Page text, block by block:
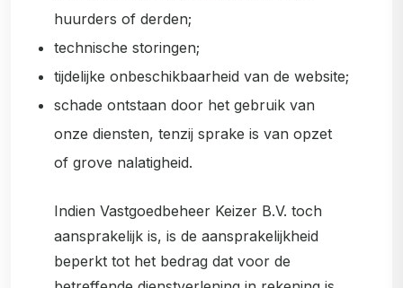
huurders of derden;
technische storingen;
tijdelijke onbeschikbaarheid van de website;
schade ontstaan door het gebruik van
onze diensten, tenzij sprake is van opzet
of grove nalatigheid.
Indien Vastgoedbeheer Keizer B.V. toch
aansprakelijk is, is de aansprakelijkheid
beperkt tot het bedrag dat voor de